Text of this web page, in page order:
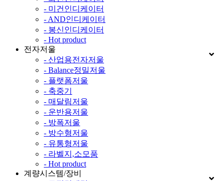
- 미건인디케이터
- AND인디케이터
- 봉신인디케이터
- Hot product
전자저울
- 산업용전자저울
- Balance정밀저울
- 플랫폼저울
- 축중기
- 매달림저울
- 운반용저울
- 방폭저울
- 방수형저울
- 유통형저울
- 라벨지,소모품
- Hot product
계량시스템/장비